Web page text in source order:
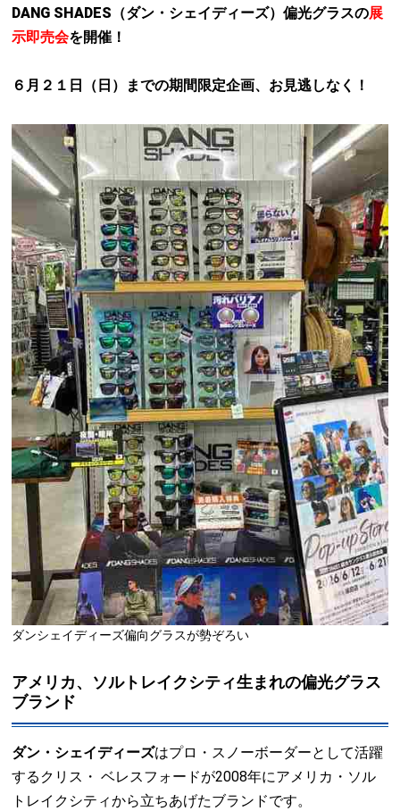
DANG SHADES（ダン・シェイディーズ）偏光グラスの展
示即売会を開催！
６月２１日（日）までの期間限定企画、お見逃しなく！
ダンシェイディーズ偏向グラスが勢ぞろい
アメリカ、ソルトレイクシティ生まれの偏光グラス
ブランド
ダン・シェイディーズはプロ・スノーボーダーとして活躍
するクリス・ ベレスフォードが2008年にアメリカ・ソル
トレイクシティから立ちあげたブランドです。